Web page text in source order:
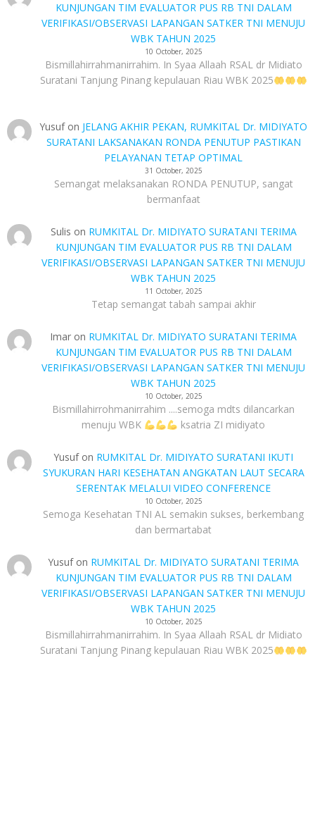
KUNJUNGAN TIM EVALUATOR PUS RB TNI DALAM
VERIFIKASI/OBSERVASI LAPANGAN SATKER TNI MENUJU
WBK TAHUN 2025
10 October, 2025
Bismillahirrahmanirrahim. In Syaa Allaah RSAL dr Midiato
Suratani Tanjung Pinang kepulauan Riau WBK 2025
Yusufon JELANG AKHIR PEKAN, RUMKITAL Dr. MIDIYATO
SURATANI LAKSANAKAN RONDA PENUTUP PASTIKAN
PELAYANAN TETAP OPTIMAL
31 October, 2025
Semangat melaksanakan RONDA PENUTUP, sangat
bermanfaat
Sulis on RUMKITAL Dr. MIDIYATO SURATANI TERIMA
KUNJUNGAN TIM EVALUATOR PUS RB TNI DALAM
VERIFIKASI/OBSERVASI LAPANGAN SATKER TNI MENUJU
WBK TAHUN 2025
11 October, 2025
Tetap semangat tabah sampai akhir
Imar on RUMKITAL Dr. MIDIYATO SURATANI TERIMA
KUNJUNGAN TIM EVALUATOR PUS RB TNI DALAM
VERIFIKASI/OBSERVASI LAPANGAN SATKER TNI MENUJU
WBK TAHUN 2025
10 October, 2025
Bismillahirrohmanirrahim ....semoga mdts dilancarkan
menuju WBK
ksatria ZI midiyato
Yusufon RUMKITAL Dr. MIDIYATO SURATANI IKUTI
SYUKURAN HARI KESEHATAN ANGKATAN LAUT SECARA
SERENTAK MELALUI VIDEO CONFERENCE
10 October, 2025
Semoga Kesehatan TNI AL semakin sukses, berkembang
dan bermartabat
Yusufon RUMKITAL Dr. MIDIYATO SURATANI TERIMA
KUNJUNGAN TIM EVALUATOR PUS RB TNI DALAM
VERIFIKASI/OBSERVASI LAPANGAN SATKER TNI MENUJU
WBK TAHUN 2025
10 October, 2025
Bismillahirrahmanirrahim. In Syaa Allaah RSAL dr Midiato
Suratani Tanjung Pinang kepulauan Riau WBK 2025